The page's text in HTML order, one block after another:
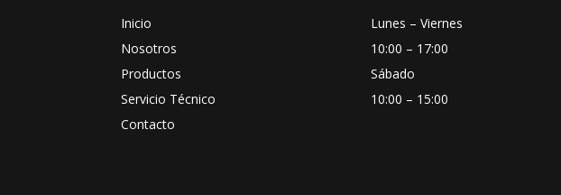
Inicio
Nosotros
Productos
Servicio Técnico
Contacto
Lunes – Viernes
10:00 – 17:00
Sábado
10:00 – 15:00